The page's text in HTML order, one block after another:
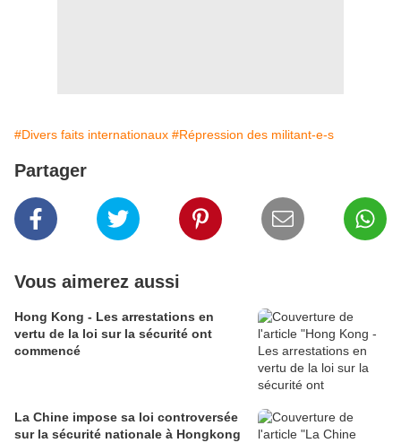
#Divers faits internationaux #Répression des militant-e-s
Partager
Vous aimerez aussi
Hong Kong - Les arrestations en
vertu de la loi sur la sécurité ont
commencé
La Chine impose sa loi controversée
sur la sécurité nationale à Hongkong